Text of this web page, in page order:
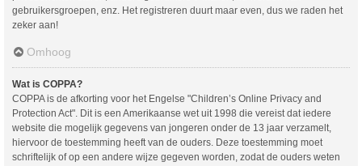
gebruikersgroepen, enz. Het registreren duurt maar even, dus we raden het
zeker aan!
Omhoog
Wat is COPPA?
COPPA is de afkorting voor het Engelse "Children’s Online Privacy and
Protection Act". Dit is een Amerikaanse wet uit 1998 die vereist dat iedere
website die mogelijk gegevens van jongeren onder de 13 jaar verzamelt,
hiervoor de toestemming heeft van de ouders. Deze toestemming moet
schriftelijk of op een andere wijze gegeven worden, zodat de ouders weten